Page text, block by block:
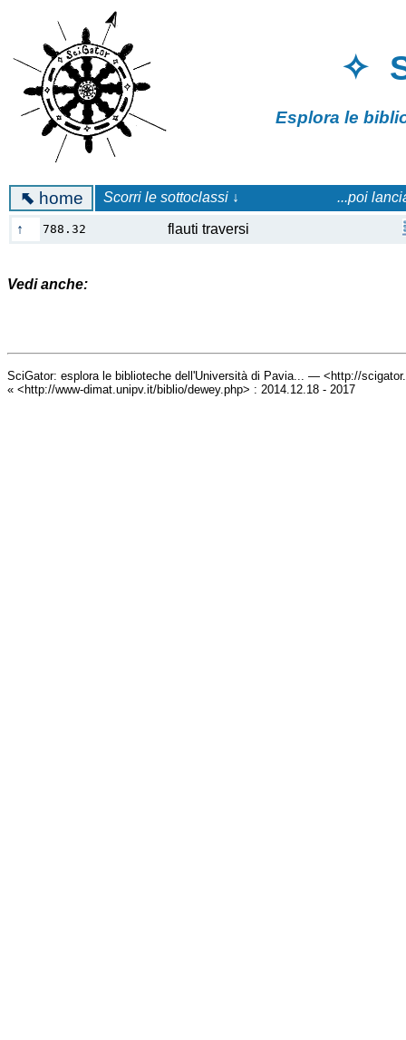
✧
Esplora le
⬉ home Scorri le sottoclassi ↓ ...poi
↑ 788.32 flauti traversi
Vedi anche:
SciGator: esplora le biblioteche dell'Università di Pavia... — <http://
« <http://www-dimat.unipv.it/biblio/dewey.php> : 2014.12.18 - 2017